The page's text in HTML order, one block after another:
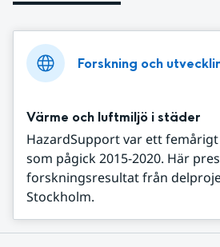
Forskning och
Värme och luftmiljö i städer
HazardSupport var ett
som pågick 2015-2020. Här
forskningsresultat från
Stockholm.